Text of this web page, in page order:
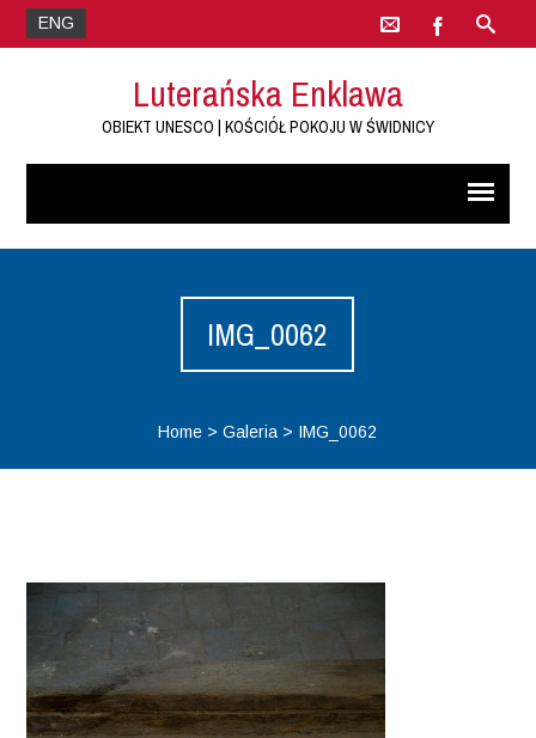
ENG
Luterańska Enklawa
OBIEKT UNESCO | KOŚCIÓŁ POKOJU W ŚWIDNICY
IMG_0062
Home >Galeria > IMG_0062